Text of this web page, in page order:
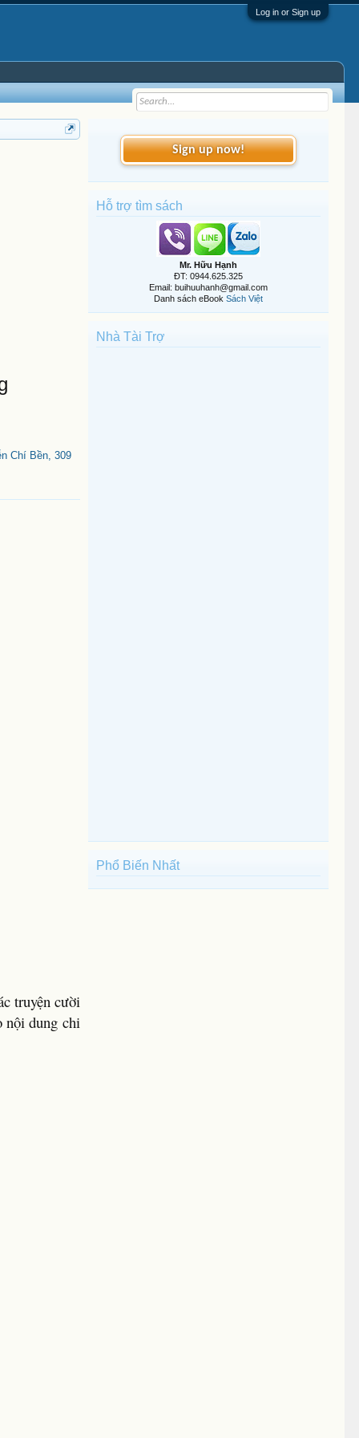
Log in or Sign up
Chí Bền, 309
truyện cười
nội dung chi
Sign up now!
Hỗ trợ tìm sách
Mr. Hữu Hạnh
ĐT: 0944.625.325
Email: buihuuhanh@gmail.com
Danh sách eBook Sách Việt
Nhà Tài Trợ
Phổ Biến Nhất